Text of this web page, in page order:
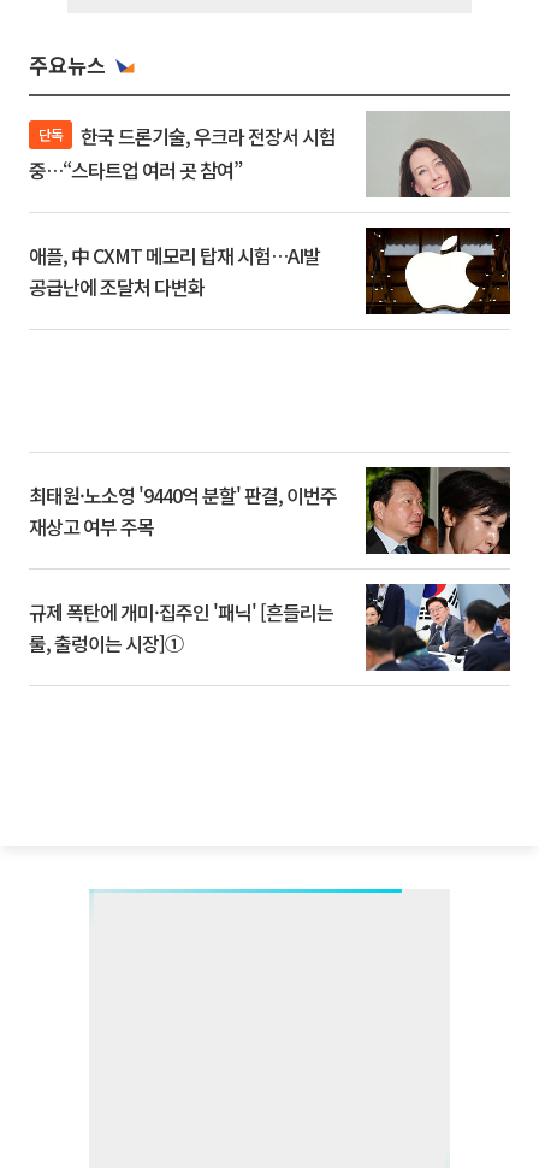
주요뉴스
단독
중…“스타트업 여러 곳 참여”
애플, 中 CXMT 메모리 탑재 시험…AI발
공급난에 조달처 다변화
최태원·노소영 '9440억 분할' 판결, 이번주
재상고 여부 주목
규제 폭탄에 개미·집주인 '패닉' [흔들리는
룰, 출렁이는 시장]①